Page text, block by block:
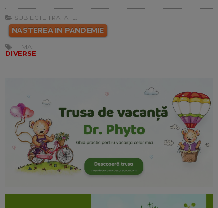
SUBIECTE TRATATE:
NASTEREA IN PANDEMIE
TEMA:
DIVERSE